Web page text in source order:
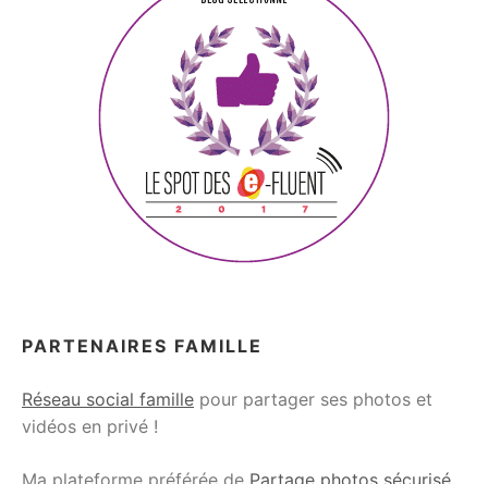
PARTENAIRES FAMILLE
Réseau social famille pour partager ses photos et
vidéos en privé !
Ma plateforme préférée de Partage photos sécurisé